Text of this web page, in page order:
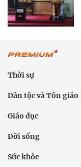
Thời sự
Dân tộc và Tôn giáo
Giáo dục
Đời sống
Sức khỏe